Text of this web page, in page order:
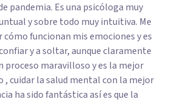
pandemia. Es una psicóloga muy
y sobre todo muy intuitiva. Me
cómo funcionan mis emociones y es
y a soltar, aunque claramente
proceso maravilloso y es la mejor
, cuidar la salud mental con la mejor
ha sido fantástica así es que la